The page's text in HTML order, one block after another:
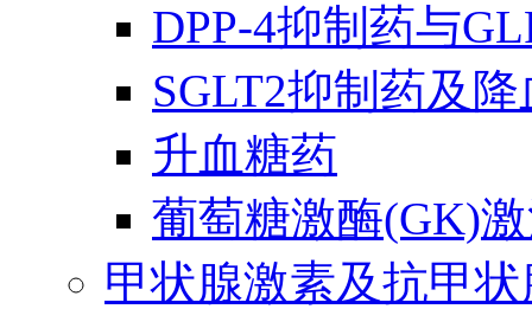
DPP-4抑制药与
SGLT2抑制药及
升血糖药
葡萄糖激酶(GK)
甲状腺激素及抗甲